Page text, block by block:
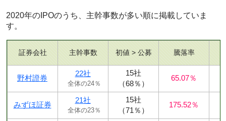
2020年のIPOのうち、主幹事数が多い順に掲載していま
す。
証券会社 主幹事数 初値 > 公募 騰落率
野村證券
22社
全体の24％
15社
（68％）
65.07％
みずほ証券
21社
全体の23％
15社
（71％）
175.52％